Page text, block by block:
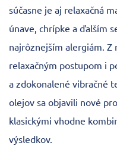
súčasne je aj relaxačná
únave, chrípke a ďalším
najrôznejším alergiám. Z
relaxačným postupom i
a zdokonalené vibračné
olejov sa objavili nové
klasickými vhodne
výsledkov.